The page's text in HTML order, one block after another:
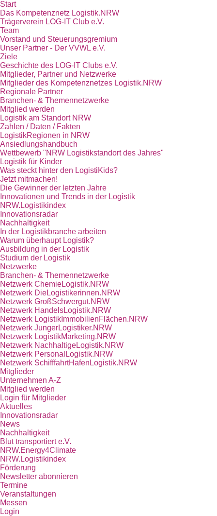
Start
Das Kompetenznetz Logistik.NRW
Trägerverein LOG-IT Club e.V.
Team
Vorstand und Steuerungsgremium
Unser Partner - Der VVWL e.V.
Ziele
Geschichte des LOG-IT Clubs e.V.
Mitglieder, Partner und Netzwerke
Mitglieder des Kompetenznetzes Logistik.NRW
Regionale Partner
Branchen- & Themennetzwerke
Mitglied werden
Logistik am Standort NRW
Zahlen / Daten / Fakten
LogistikRegionen in NRW
Ansiedlungshandbuch
Wettbewerb "NRW Logistikstandort des Jahres"
Logistik für Kinder
Was steckt hinter den LogistiKids?
Jetzt mitmachen!
Die Gewinner der letzten Jahre
Innovationen und Trends in der Logistik
NRW.Logistikindex
Innovationsradar
Nachhaltigkeit
In der Logistikbranche arbeiten
Warum überhaupt Logistik?
Ausbildung in der Logistik
Studium der Logistik
Netzwerke
Branchen- & Themennetzwerke
Netzwerk ChemieLogistik.NRW
Netzwerk DieLogistikerinnen.NRW
Netzwerk GroßSchwergut.NRW
Netzwerk HandelsLogistik.NRW
Netzwerk LogistikImmobilienFlächen.NRW
Netzwerk JungerLogistiker.NRW
Netzwerk LogistikMarketing.NRW
Netzwerk NachhaltigeLogistik.NRW
Netzwerk PersonalLogistik.NRW
Netzwerk SchifffahrtHafenLogistik.NRW
Mitglieder
Unternehmen A-Z
Mitglied werden
Login für Mitglieder
Aktuelles
Innovationsradar
News
Nachhaltigkeit
Blut transportiert e.V.
NRW.Energy4Climate
NRW.Logistikindex
Förderung
Newsletter abonnieren
Termine
Veranstaltungen
Messen
Login